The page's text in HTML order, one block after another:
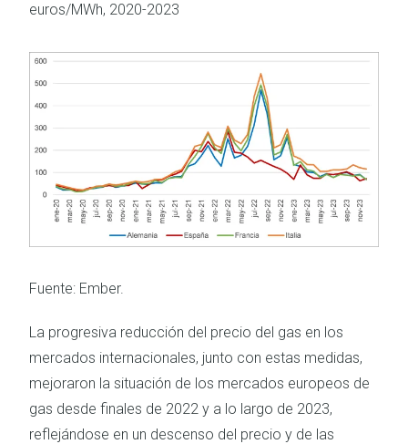
euros/MWh, 2020-2023
Imagen
Fuente: Ember.
La progresiva reducción del precio del gas en los
mercados internacionales, junto con estas medidas,
mejoraron la situación de los mercados europeos de
gas desde finales de 2022 y a lo largo de 2023,
reflejándose en un descenso del precio y de las